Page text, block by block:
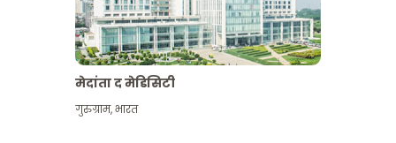
मेदांता द मेडिसिटी
गुरुग्राम,भारत